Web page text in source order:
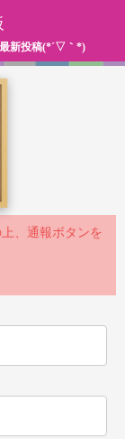
新投稿(*´▽｀*)
、通報ボタンを